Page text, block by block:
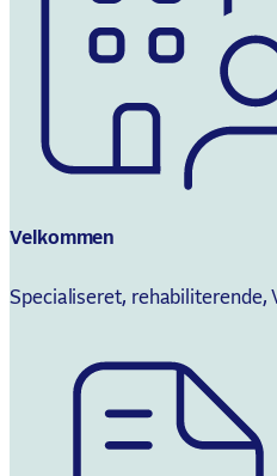
Velkommen
Specialiseret, rehabiliterende,